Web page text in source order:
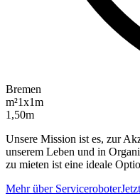
Bremen
m²1x1m
1,50m
Unsere Mission ist es, zur
unserem Leben und in
zu mieten ist eine ideale
Mehr über Serviceroboter